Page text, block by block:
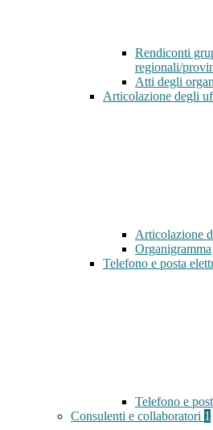
Rendiconti
regionali/
Atti degli
Articolazione degli
Articolazione
Organigramma
Telefono e posta
Telefono e
Consulenti e collaboratori 1